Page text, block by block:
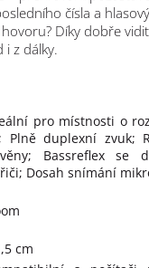
čísla a
hovoru? Díky dobře
i z dálky.
pro místnosti o
Plně duplexní zvuk;
Bassreflex se
Dosah snímání
cm